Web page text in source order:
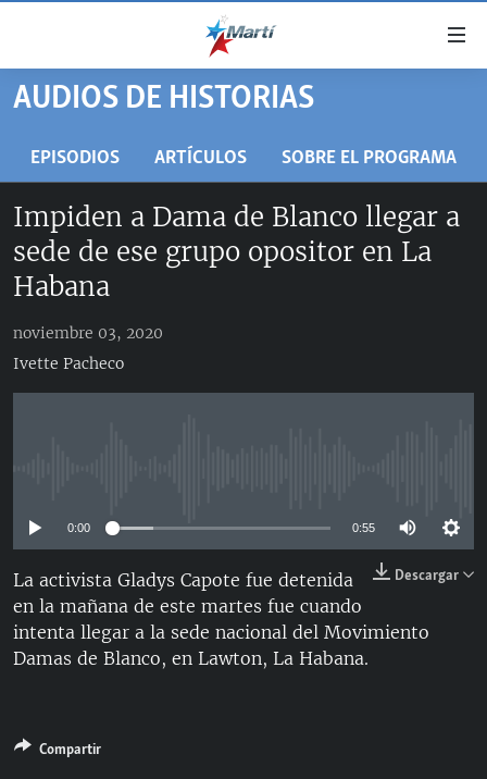
accesibilidad
contenido
navegación
principal
TITULARES
CUBA
DERECHOS HUMANOS
#11JCUBA, 5 AÑOS DESPUÉS
SOBRE CUBA
ESTADOS UNIDOS
AMÉRICA 250
AMÉRICA LATINA
INMIGRACIÓN
ARTE Y ENTRETENIMIENTO
ESPECIALES
ESPECIALES
LA REALIDAD DE LA VIVIENDA EN CUBA
SER VIEJO EN CUBA
LOS SANTOS DE HIALEAH
MULTIMEDIA
EDITORIALES
AUDIOS DE HISTORIAS
EPISODIOS ARTÍCULOS SOBRE EL PROGRAMA
Impiden a Dama de Blanco llegar a
sede de ese grupo opositor en La
Habana
noviembre 03, 2020
Ivette Pacheco
0:00 0:55
Descargar
La activista Gladys Capote fue detenida
en la mañana de este martes fue cuando
intenta llegar a la sede nacional del Movimiento
Damas de Blanco, en Lawton, La Habana.
Compartir